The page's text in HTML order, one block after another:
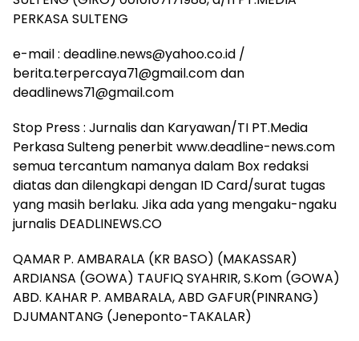
PERKASA SULTENG
e-mail : deadline.news@yahoo.co.id /
berita.terpercaya71@gmail.com dan
deadlinews71@gmail.com
Stop Press : Jurnalis dan Karyawan/TI PT.Media
Perkasa Sulteng penerbit www.deadline-news.com
semua tercantum namanya dalam Box redaksi
diatas dan dilengkapi dengan ID Card/surat tugas
yang masih berlaku. Jika ada yang mengaku-ngaku
jurnalis DEADLINEWS.CO
QAMAR P. AMBARALA (KR BASO) (MAKASSAR)
ARDIANSA (GOWA) TAUFIQ SYAHRIR, S.Kom (GOWA)
ABD. KAHAR P. AMBARALA, ABD GAFUR(PINRANG)
DJUMANTANG (Jeneponto-TAKALAR)